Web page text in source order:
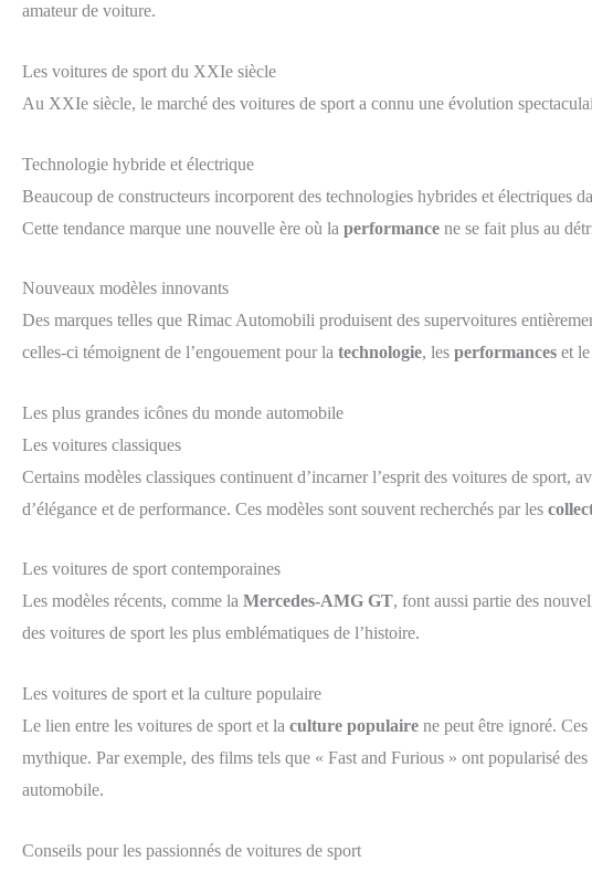
amateur de voiture.
Les voitures de sport du XXIe siècle
Au XXIe siècle, le marché des voitures de sport a connu une évolution
Technologie hybride et électrique
Beaucoup de constructeurs incorporent des technologies hybrides et électriques
Cette tendance marque une nouvelle ère où la performance ne se fait plus au
Nouveaux modèles innovants
Des marques telles que Rimac Automobili produisent des supervoitures
celles-ci témoignent de l’engouement pour la technologie, les performances et le
Les plus grandes icônes du monde automobile
Les voitures classiques
Certains modèles classiques continuent d’incarner l’esprit des voitures de
d’élégance et de performance. Ces modèles sont souvent recherchés par les
Les voitures de sport contemporaines
Les modèles récents, comme la Mercedes-AMG GT, font aussi partie des
des voitures de sport les plus emblématiques de l’histoire.
Les voitures de sport et la culture populaire
Le lien entre les voitures de sport et la culture populaire ne peut être ignoré.
mythique. Par exemple, des films tels que « Fast and Furious » ont popularisé
automobile.
Conseils pour les passionnés de voitures de sport